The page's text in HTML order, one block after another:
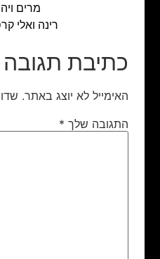
מרים
רינה ואלי
כתיבת תגובה
האימייל לא יוצג באתר.
התגובה שלך *